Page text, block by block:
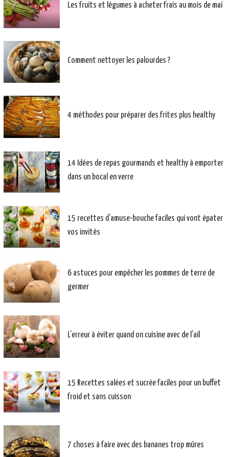
Les fruits et légumes à acheter frais au mois de mai
Comment nettoyer les palourdes ?
4 méthodes pour préparer des frites plus healthy
14 Idées de repas gourmands et healthy à emporter
dans un bocal en verre
15 recettes d’amuse-bouche faciles qui vont épater
vos invités
6 astuces pour empêcher les pommes de terre de
germer
L’erreur à éviter quand on cuisine avec de l’ail
15 Recettes salées et sucrée faciles pour un buffet
froid et sans cuisson
7 choses à faire avec des bananes trop mûres